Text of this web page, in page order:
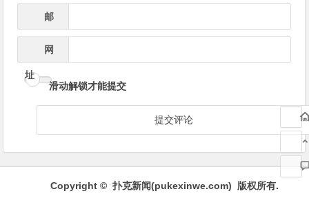
*
邮
*
网
址
滑动解锁才能提交
Copyright © 扑克新闻(pukexinwe.com) 版权所有.